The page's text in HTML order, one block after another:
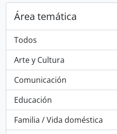
Área temática
Todos
Arte y Cultura
, 1 resultados
Comunicación
, 1 resultados
Educación
, 1 resultados
Familia / Vida doméstica
, 1 resultados